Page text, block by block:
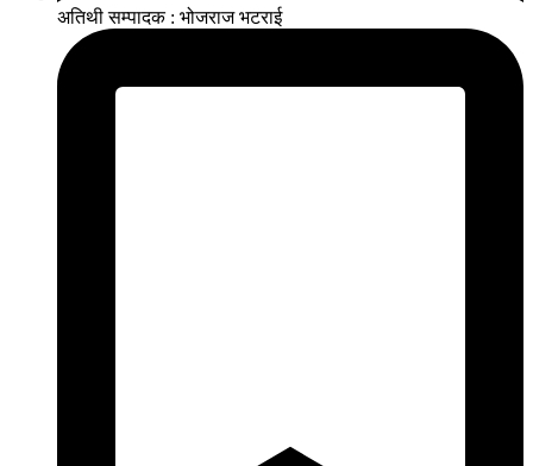
अतिथी सम्पादक : भोजराज भटराई